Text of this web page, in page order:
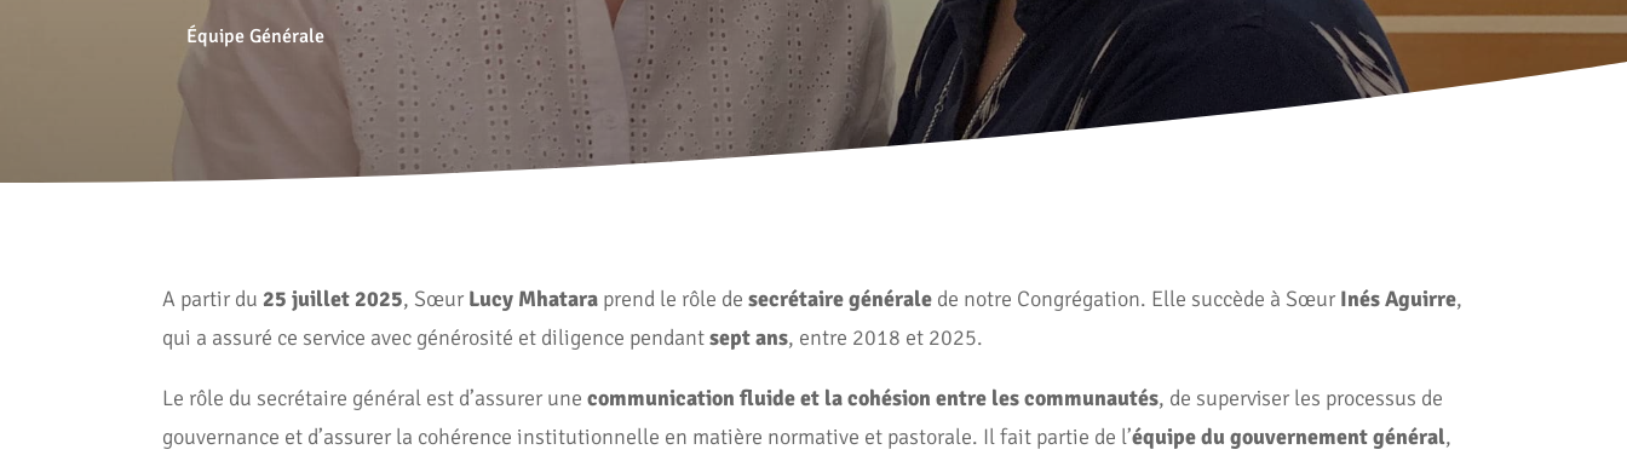
Équipe Générale
A partir du25 juillet 2025, Sœur Lucy Mhatara prend le rôle desecrétaire générale de notre Congrégation. Elle succède à Sœur Inés Aguirre,
qui a assuré ce service avec générosité et diligence pendantsept ans, entre 2018 et 2025.
Le rôle du secrétaire général est d’assurer unecommunication fluide et la cohésion entre les communautés, de superviser les processus de
gouvernance et d’assurer la cohérence institutionnelle en matière normative et pastorale. Il fait partie de l’équipe du gouvernement général,